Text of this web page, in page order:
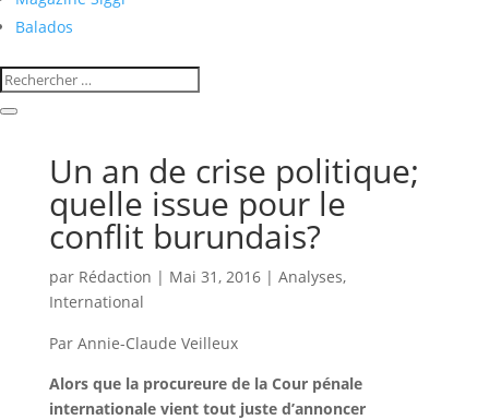
Balados
Un an de crise politique;
quelle issue pour le
conflit burundais?
par Rédaction | Mai 31, 2016| Analyses,
International
Par Annie-Claude Veilleux
Alors que la procureure de la Cour pénale
internationale vient tout juste d’annoncer